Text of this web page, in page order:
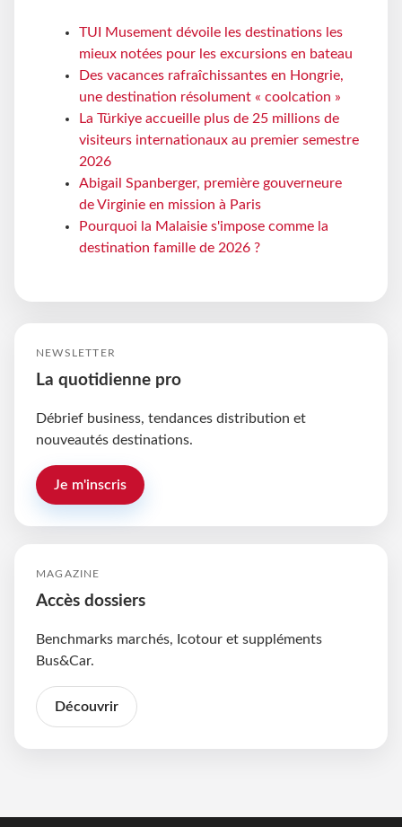
TUI Musement dévoile les destinations les
mieux notées pour les excursions en bateau
Des vacances rafraîchissantes en Hongrie,
une destination résolument « coolcation »
La Türkiye accueille plus de 25 millions de
visiteurs internationaux au premier semestre
2026
Abigail Spanberger, première gouverneure
de Virginie en mission à Paris
Pourquoi la Malaisie s'impose comme la
destination famille de 2026 ?
NEWSLETTER
La quotidienne pro
Débrief business, tendances distribution et
nouveautés destinations.
Je m'inscris
MAGAZINE
Accès dossiers
Benchmarks marchés, Icotour et suppléments
Bus&Car.
Découvrir